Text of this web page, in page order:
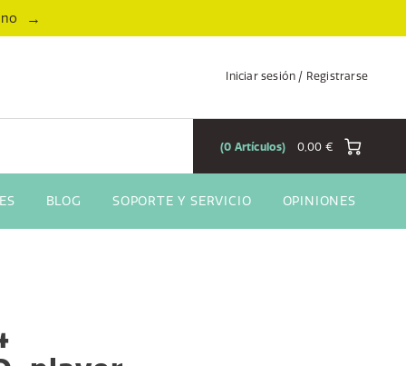
→
Iniciar sesión / Registrarse
0,00 €
0 Artículos
BLOG SOPORTE Y SERVICIO OPINIONES